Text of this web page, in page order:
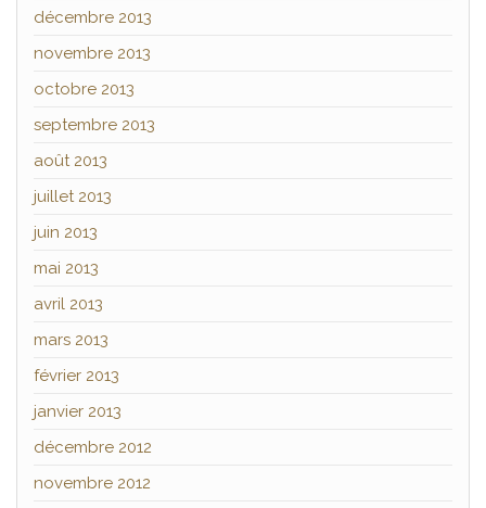
décembre 2013
novembre 2013
octobre 2013
septembre 2013
août 2013
juillet 2013
juin 2013
mai 2013
avril 2013
mars 2013
février 2013
janvier 2013
décembre 2012
novembre 2012